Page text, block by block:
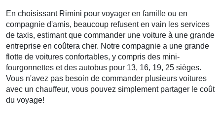
En choisissant Rimini pour voyager en famille ou en
compagnie d'amis, beaucoup refusent en vain les services
de taxis, estimant que commander une voiture à une grande
entreprise en coûtera cher. Notre compagnie a une grande
flotte de voitures confortables, y compris des mini-
fourgonnettes et des autobus pour 13, 16, 19, 25 sièges.
Vous n'avez pas besoin de commander plusieurs voitures
avec un chauffeur, vous pouvez simplement partager le coût
du voyage!